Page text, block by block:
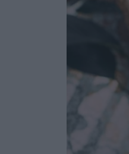
Hautes Grecians